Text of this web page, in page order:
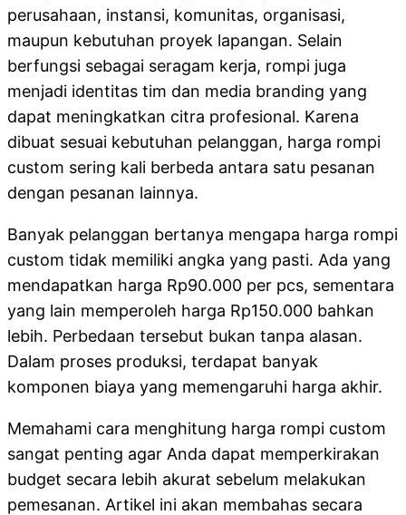
perusahaan, instansi, komunitas, organisasi,
maupun kebutuhan proyek lapangan. Selain
berfungsi sebagai seragam kerja, rompi juga
menjadi identitas tim dan media branding yang
dapat meningkatkan citra profesional. Karena
dibuat sesuai kebutuhan pelanggan, harga rompi
custom sering kali berbeda antara satu pesanan
dengan pesanan lainnya.
Banyak pelanggan bertanya mengapa harga rompi
custom tidak memiliki angka yang pasti. Ada yang
mendapatkan harga Rp90.000 per pcs, sementara
yang lain memperoleh harga Rp150.000 bahkan
lebih. Perbedaan tersebut bukan tanpa alasan.
Dalam proses produksi, terdapat banyak
komponen biaya yang memengaruhi harga akhir.
Memahami cara menghitung harga rompi custom
sangat penting agar Anda dapat memperkirakan
budget secara lebih akurat sebelum melakukan
pemesanan. Artikel ini akan membahas secara